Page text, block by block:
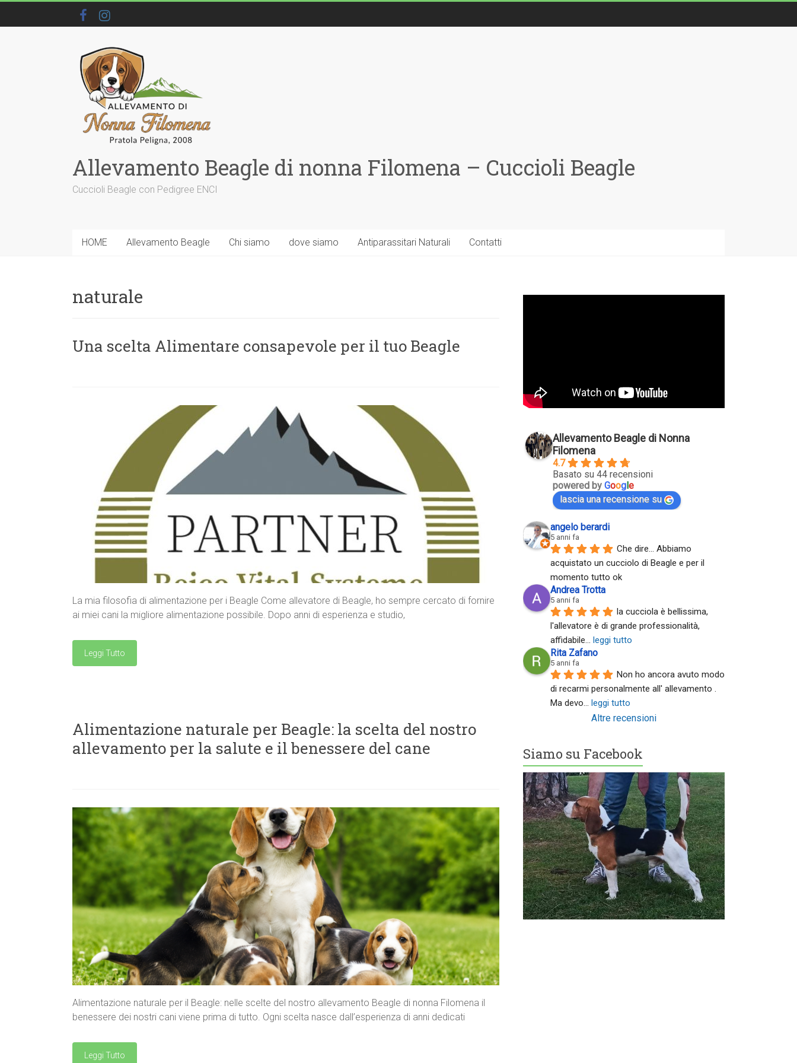
Allevamento Beagle di nonna Filomena – Cuccioli Beagle
Cuccioli Beagle con Pedigree ENCI
HOME Allevamento Beagle Chi siamo dove siamo Antiparassitari Naturali Contatti
naturale
Una scelta Alimentare consapevole per il tuo Beagle
La mia filosofia di alimentazione per i Beagle Come allevatore di Beagle, ho sempre cercato di fornire
ai miei cani la migliore alimentazione possibile. Dopo anni di esperienza e studio,
Leggi Tutto
Alimentazione naturale per Beagle: la scelta del nostro
allevamento per la salute e il benessere del cane
Alimentazione naturale per il Beagle: nelle scelte del nostro allevamento Beagle di nonna Filomena il
benessere dei nostri cani viene prima di tutto. Ogni scelta nasce dall’esperienza di anni dedicati
Leggi Tutto
Allevamento Beagle di Nonna
Filomena
4.7
Basato su 44 recensioni
powered byGoog le
lascia una recensione su
angelo berardi
5 anni fa
Che dire... Abbiamo
acquistato un cucciolo di Beagle e per il
momento tutto ok
Andrea Trotta
5 anni fa
la cucciola è bellissima,
l'allevatore è di grande professionalità,
affidabile... leggi tutto
Rita Zafano
5 anni fa
Non ho ancora avuto modo
di recarmi personalmente all' allevamento .
Ma devo... leggi tutto
Altre recensioni
Siamo su Facebook